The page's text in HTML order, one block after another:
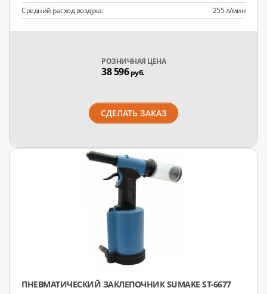
Средний расход воздуха:
255 л/мин
РОЗНИЧНАЯ ЦЕНА
38 596руб.
СДЕЛАТЬ ЗАКАЗ
ПНЕВМАТИЧЕСКИЙ ЗАКЛЕПОЧНИК SUMAKE ST-6677